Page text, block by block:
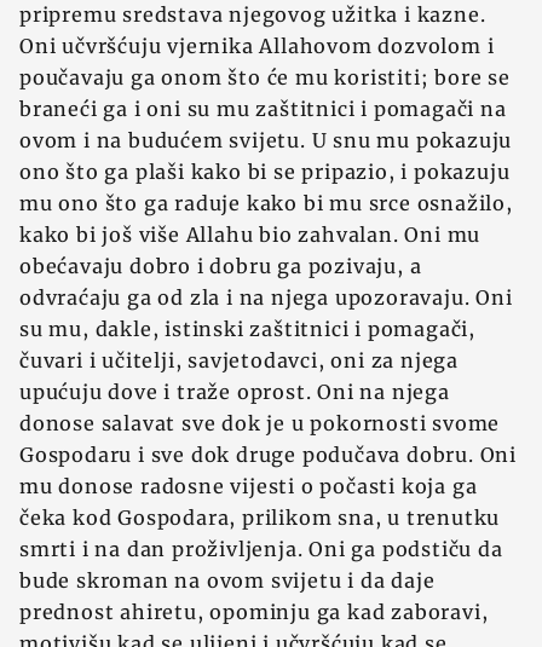
pripremu sredstava njegovog užitka i kazne.
Oni učvršćuju vjernika Allahovom dozvolom i
poučavaju ga onom što će mu koristiti; bore se
braneći ga i oni su mu zaštitnici i pomagači na
ovom i na budućem svijetu. U snu mu pokazuju
ono što ga plaši kako bi se pripazio, i pokazuju
mu ono što ga raduje kako bi mu srce osnažilo,
kako bi još više Allahu bio zahvalan. Oni mu
obećavaju dobro i dobru ga pozivaju, a
odvraćaju ga od zla i na njega upozoravaju. Oni
su mu, dakle, istinski zaštitnici i pomagači,
čuvari i učitelji, savjetodavci, oni za njega
upućuju dove i traže oprost. Oni na njega
donose salavat sve dok je u pokornosti svome
Gospodaru i sve dok druge podučava dobru. Oni
mu donose radosne vijesti o počasti koja ga
čeka kod Gospodara, prilikom sna, u trenutku
smrti i na dan proživljenja. Oni ga podstiču da
bude skroman na ovom svijetu i da daje
prednost ahiretu, opominju ga kad zaboravi,